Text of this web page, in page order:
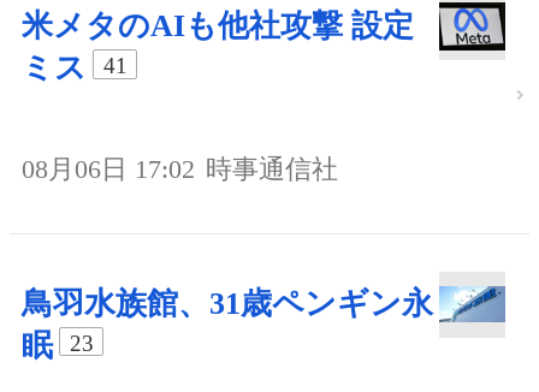
米メタのAIも他社攻撃 設定
ミス
41
08月06日 17:02 時事通信社
鳥羽水族館、31歳ペンギン永
眠
23